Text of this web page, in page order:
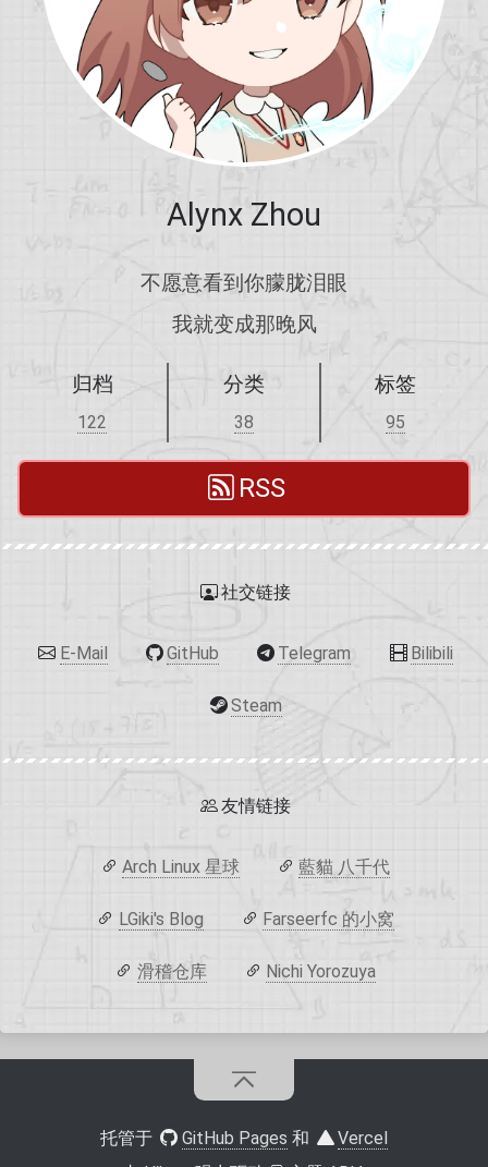
Alynx Zhou
不愿意看到你朦胧泪眼
我就变成那晚风
归档
122
分类
38
标签
95
RSS
社交链接
E-Mail GitHub Telegram Bilibili
Steam
友情链接
Arch Linux 星球 藍貓 八千代
LGiki's Blog Farseerfc 的小窝
滑稽仓库 Nichi Yorozuya
托管于 GitHub Pages 和
Vercel